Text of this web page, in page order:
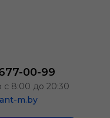
00-99
с 8:00 до 20:30
m.by